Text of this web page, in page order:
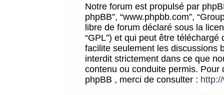
Notre forum est propulsé par
phpBB”, “www.phpbb.com”,
libre de forum déclaré sous la
“GPL”) et qui peut être téléchargé
facilite seulement les discussions
interdit strictement dans ce que
contenu ou conduite permis.
phpBB , merci de consulter :